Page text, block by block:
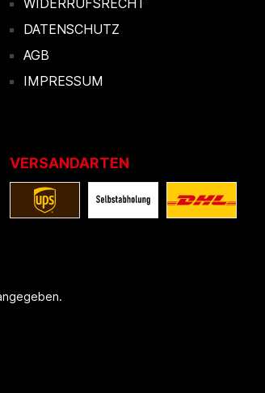
WIDERRUFSRECHT
DATENSCHUTZ
AGB
IMPRESSUM
VERSANDARTEN